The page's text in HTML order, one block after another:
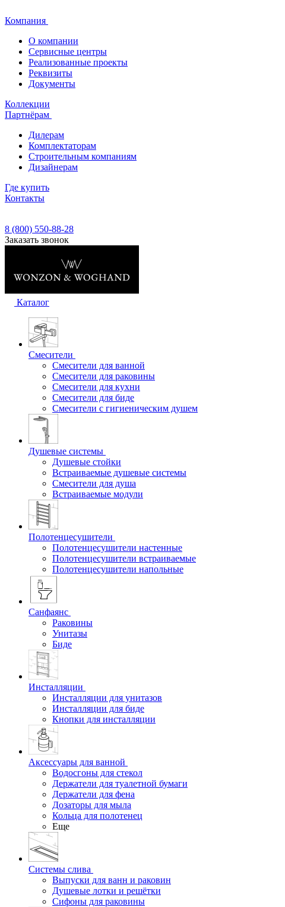
Компания
О компании
Сервисные центры
Реализованные проекты
Реквизиты
Документы
Коллекции
Партнёрам
Дилерам
Комплектаторам
Строительным компаниям
Дизайнерам
Где купить
Контакты
8 (800) 550-88-28
Заказать звонок
Каталог
Смесители
Смесители для ванной
Смесители для раковины
Смесители для кухни
Смесители для биде
Смесители с гигиеническим душем
Душевые системы
Душевые стойки
Встраиваемые душевые системы
Смесители для душа
Встраиваемые модули
Полотенцесушители
Полотенцесушители настенные
Полотенцесушители встраиваемые
Полотенцесушители напольные
Санфаянс
Раковины
Унитазы
Биде
Инсталляции
Инсталляции для унитазов
Инсталляции для биде
Кнопки для инсталляции
Аксессуары для ванной
Водосгоны для стекол
Держатели для туалетной бумаги
Держатели для фена
Дозаторы для мыла
Кольца для полотенец
Еще
Системы слива
Выпуски для ванн и раковин
Душевые лотки и решётки
Сифоны для раковины